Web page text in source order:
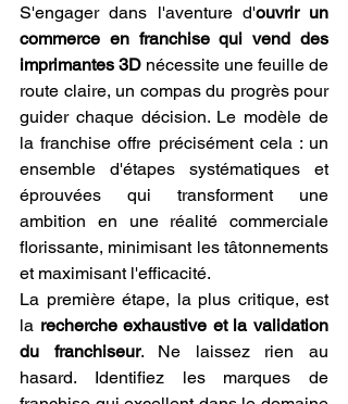
S'engager dans l'aventure d'ouvrir un
commerce en franchise qui vend des
imprimantes 3D nécessite une feuille de
route claire, un compas du progrès pour
guider chaque décision. Le modèle de
la franchise offre précisément cela : un
ensemble d'étapes systématiques et
éprouvées qui transforment une
ambition en une réalité commerciale
florissante, minimisant les tâtonnements
et maximisant l'efficacité.
La première étape, la plus critique, est
la recherche exhaustive et la validation
du franchiseur. Ne laissez rien au
hasard. Identifiez les marques de